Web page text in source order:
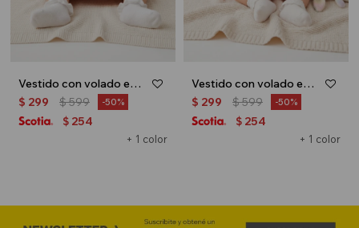
Vestido con volado en hombro - Terracota
+ 1 color
$ 299 $599 50
$ 254
Vestido con volado en hombro - Rosa
+ 1 color
$ 299 $599 50
$ 254